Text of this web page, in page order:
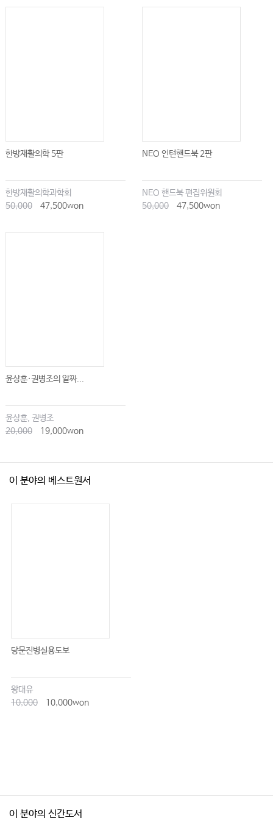
한방재활의학 5판
한방재활의학과학회
50,000
47,500won
NEO 인턴핸드북 2판
NEO 핸드북 편집위원회
50,000
47,500won
윤상훈·권병조의 알짜...
윤상훈, 권병조
20,000
19,000won
이 분야의 베스트원서
당문진병실용도보
왕대유
10,000
10,000won
이 분야의 신간도서